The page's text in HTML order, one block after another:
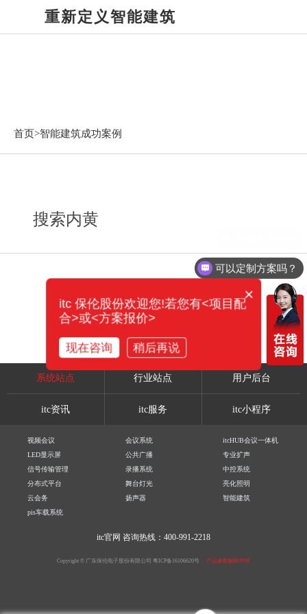
重新定义智能建筑
首页>智能建筑成功案例
搜索内黄
系统站点 行业站点 用户后台
itc资讯 itc服务 itc小程序
视频会议 会议系统
itcHUB会议一体机
LED显示屏
公共广播
专业扩声
信号传输管理
录播系统
中控系统
分布式平台
舞台灯光
亮化照明
云会务
扬声器
智能建筑
pis车载系统
itc官网 咨询热线：400-991-2218
Copyright © 广东保伦电子股份有限公司 粤ICP备16106620号 产品参数解释声明
可以定制方案吗？
×
itc 保伦股份欢迎您!若您有<项目配
合>或<方案报价>
现在咨询 稍后再说